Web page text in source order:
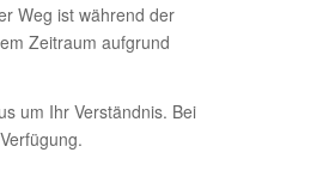
Weg ist während der
Zeitraum aufgrund
um Ihr Verständnis. Bei